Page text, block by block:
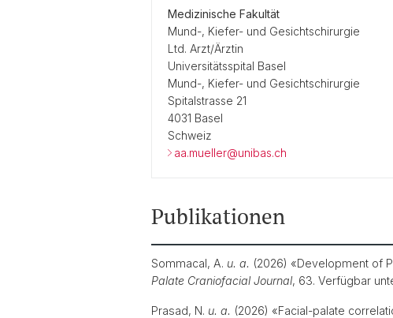
Medizinische Fakultät
Mund-, Kiefer- und Gesichtschirurgie
Ltd. Arzt/Ärztin
Universitätsspital Basel
Mund-, Kiefer- und Gesichtschirurgie
Spitalstrasse 21
4031 Basel
Schweiz
aa.mueller@unibas.ch
Publikationen
Sommacal, A. u. a. (2026) «Development of
Palate Craniofacial Journal, 63. Verfügbar
Prasad, N. u. a. (2026) «Facial-palate